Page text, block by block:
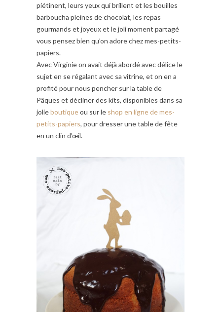
piétinent, leurs yeux qui brillent et les bouilles
barboucha pleines de chocolat, les repas
gourmands et joyeux et le joli moment partagé
vous pensez bien qu’on adore chez mes-petits-
papiers.
Avec Virginie on avait déjà abordé avec délice le
sujet en se régalant avec sa vitrine, et on en a
profité pour nous pencher sur la table de
Pâques et décliner des kits, disponibles dans sa
jolieboutiqueou sur le shop en ligne de mes-
petits-papiers, pour dresser une table de fête
en un clin d’œil.